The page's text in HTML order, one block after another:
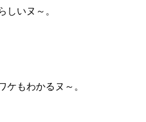
しいヌ～。
ケもわかるヌ～。